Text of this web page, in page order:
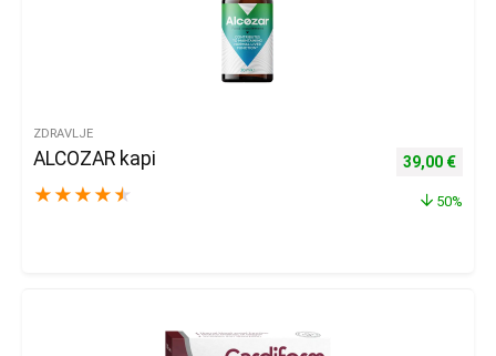
ZDRAVLJE
ALCOZAR kapi
★ ★ ★ ★ ★
Izvorna
39,00 €
50%